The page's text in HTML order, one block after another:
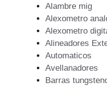
Alambre mig
Alexometro
Alexometro
Alineadores
Automaticos
Avellanadores
Barras